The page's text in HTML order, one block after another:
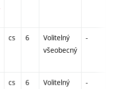
cs 6
Volitelný
všeobecný
-
cs 6
Volitelný
-